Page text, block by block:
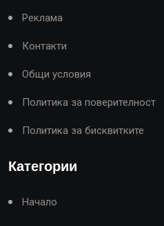
Реклама
Контакти
Общи условия
Политика за поверителност
Политика за бисквитките
Категории
Начало